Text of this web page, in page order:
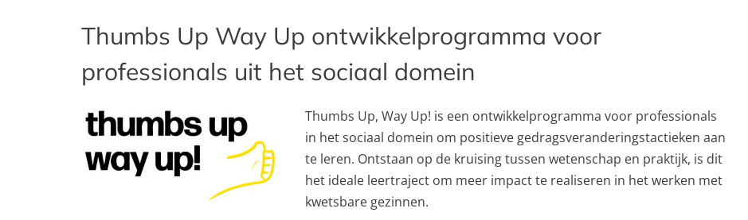
Thumbs Up Way Up ontwikkelprogramma voor
professionals uit het sociaal domein
Thumbs Up, Way Up! is een ontwikkelprogramma voor professionals
in het sociaal domein om positieve gedragsveranderingstactieken aan
te leren. Ontstaan op de kruising tussen wetenschap en praktijk, is dit
het ideale leertraject om meer impact te realiseren in het werken met
kwetsbare gezinnen.